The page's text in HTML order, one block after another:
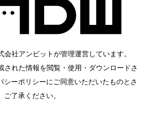
会社アンビットが管理運営しています。
された情報を閲覧・使用・ダウンロードさ
シーポリシーにご同意いただいたものとさ
了承ください。